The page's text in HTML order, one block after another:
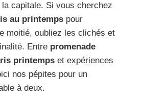
capitale. Si vous cherchez
au printemps pour
moitié, oubliez les clichés et
Entre promenade
printemps et expériences
nos pépites pour un
à deux.